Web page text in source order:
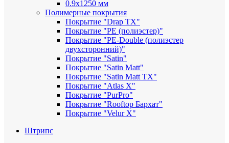
0.9х1250 мм
Полимерные покрытия
Покрытие "Drap TX"
Покрытие "PE (полиэстер)"
Покрытие "PE-Double (полиэстер
двухсторонний)"
Покрытие "Satin"
Покрытие "Satin Мatt"
Покрытие "Satin Matt TX"
Покрытие "Atlas X"
Покрытие "PurPro"
Покрытие "Rooftop Бархат"
Покрытие "Velur X"
Штрипс